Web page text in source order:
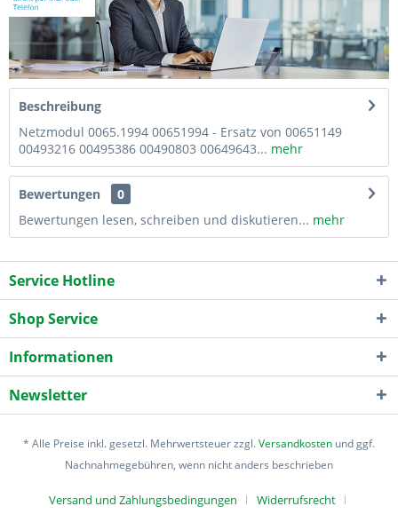
Beschreibung
Netzmodul 0065.1994 00651994 - Ersatz von 00651149
00493216 00495386 00490803 00649643... mehr
Bewertungen
0
Bewertungen lesen, schreiben und diskutieren... mehr
Service Hotline
Shop Service
Informationen
Newsletter
* Alle Preise inkl. gesetzl. Mehrwertsteuer zzgl.Versandkosten und ggf.
Nachnahmegebühren, wenn nicht anders beschrieben
Versand und Zahlungsbedingungen
Widerrufsrecht